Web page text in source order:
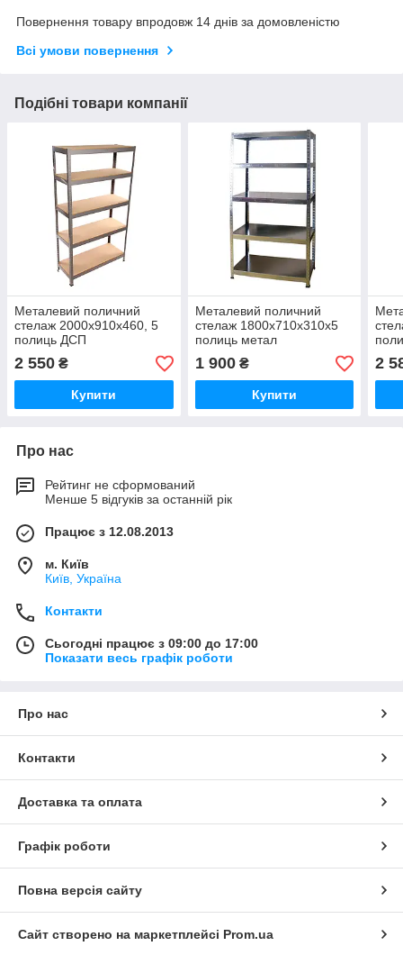
Повернення товару впродовж 14 днів за домовленістю
Всі умови повернення
Подібні товари компанії
Металевий поличний
стелаж 2000х910х460, 5
полиць ДСП
2 550 ₴
Купити
Металевий поличний
стелаж 1800х710х310х5
полиць метал
1 900₴
Купити
2
Про нас
Рейтинг не сформований
Менше 5 відгуків за останній рік
Працює з 12.08.2013
м. Київ
Київ, Україна
Контакти
Сьогодні працює з 09:00 до 17:00
Показати весь графік роботи
Про нас
Контакти
Доставка та оплата
Графік роботи
Повна версія сайту
Сайт створено на маркетплейсі Prom.ua